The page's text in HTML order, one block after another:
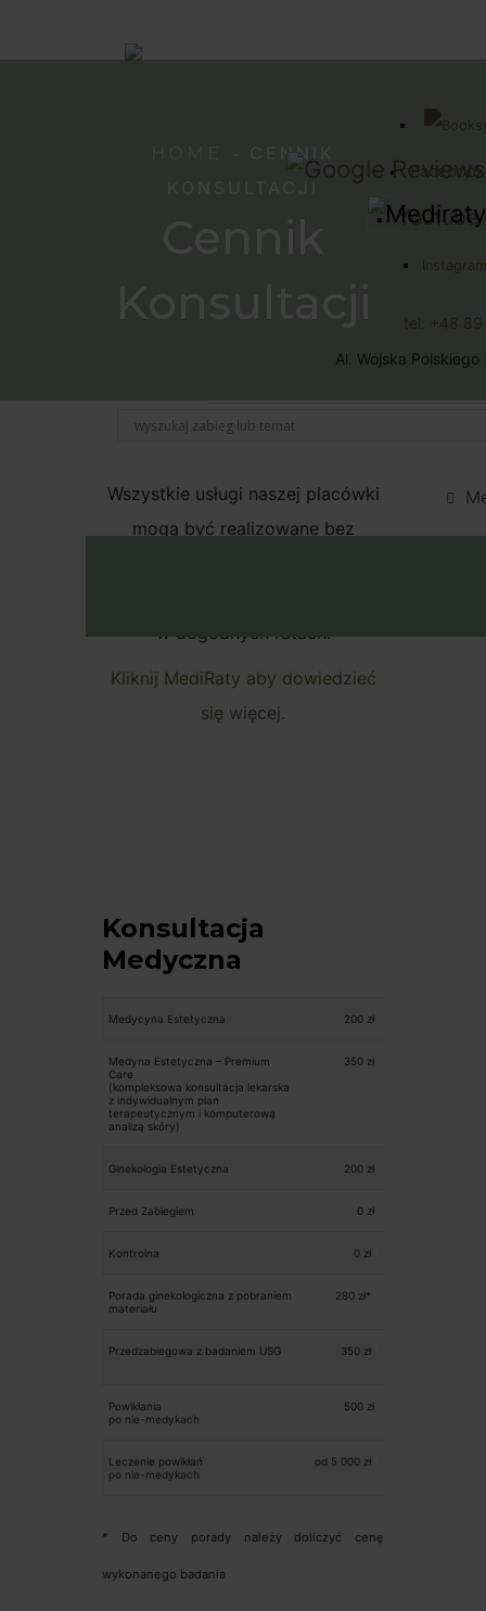
Youtube
tel: +48
Al. Wojska
CENNIK
Wszystkie usługi naszej placówki
mogą być realizowane bez
w dogodnych ratach.
Kliknij MediRaty aby dowiedzieć
się więcej.
Konsultacja
Medyczna
Medycyna Estetyczna 200 zł
Medyna Estetyczna – Premium
Care
(kompleksowa konsultacja lekarska
z indywidualnym plan
terapeutycznym i komputerową
analizą skóry)
350 zł
Ginekologia Estetyczna 200 zł
Przed Zabiegiem 0 zł
Kontrolna 0 zł
Porada ginekologiczna z pobraniem
materiału
280 zł*
Przedzabiegowa z badaniem USG 350 zł
Powikłania
po nie-medykach
500 zł
Leczenie powikłań
po nie-medykach
od 5 000 zł
* Do ceny porady należy doliczyć cenę
wykonanego badania